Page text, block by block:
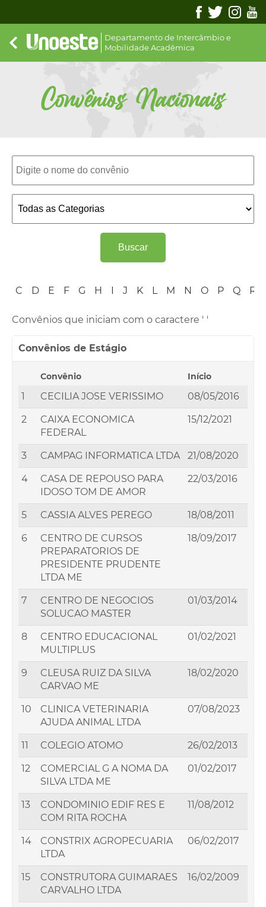
Departamento de Intercâmbio e
Mobilidade Acadêmica
Convênios Nacionais
Buscar
C D E F G H I J K L M N O P Q R
Convênios que iniciam com o caractere ' '
Convênios de Estágio
Convênio Início
1 CECILIA JOSE VERISSIMO 08/05/2016
2
CAIXA ECONOMICA
FEDERAL
15/12/2021
3 CAMPAG INFORMATICA LTDA 21/08/2020
4
CASA DE REPOUSO PARA
IDOSO TOM DE AMOR
22/03/2016
5 CASSIA ALVES PEREGO 18/08/2011
6
CENTRO DE CURSOS
PREPARATORIOS DE
PRESIDENTE PRUDENTE
LTDA ME
18/09/2017
7
CENTRO DE NEGOCIOS
SOLUCAO MASTER
01/03/2014
8
CENTRO EDUCACIONAL
MULTIPLUS
01/02/2021
9
CLEUSA RUIZ DA SILVA
CARVAO ME
18/02/2020
10
CLINICA VETERINARIA
AJUDA ANIMAL LTDA
07/08/2023
11 COLEGIO ATOMO 26/02/2013
12
COMERCIAL G A NOMA DA
SILVA LTDA ME
01/02/2017
13
CONDOMINIO EDIF RES E
COM RITA ROCHA
11/08/2012
14
CONSTRIX AGROPECUARIA
LTDA
06/02/2017
15
CONSTRUTORA GUIMARAES
CARVALHO LTDA
16/02/2009